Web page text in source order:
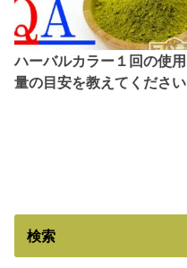
ハーバルカラー１回の使用
量の目安を教えてください
検索